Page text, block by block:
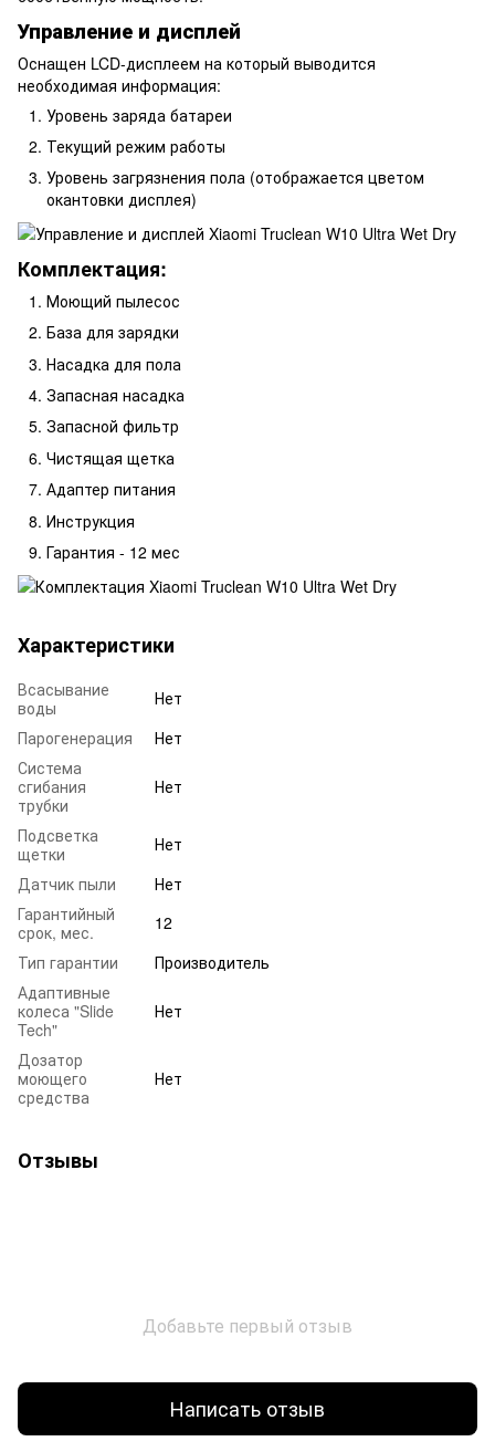
Управление и дисплей
Оснащен LCD-дисплеем на который выводится
необходимая информация:
Уровень заряда батареи
Текущий режим работы
Уровень загрязнения пола (отображается цветом
окантовки дисплея)
Комплектация:
Моющий пылесос
База для зарядки
Насадка для пола
Запасная насадка
Запасной фильтр
Чистящая щетка
Адаптер питания
Инструкция
Гарантия - 12 мес
Характеристики
Всасывание
воды
Нет
Парогенерация
Нет
Система
сгибания
трубки
Нет
Подсветка
щетки
Нет
Датчик пыли
Нет
Гарантийный
срок, мес.
12
Тип гарантии
Производитель
Адаптивные
колеса "Slide
Tech"
Нет
Дозатор
моющего
средства
Нет
Отзывы
Добавьте первый отзыв
Написать отзыв